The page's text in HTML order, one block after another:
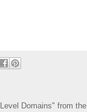
Domains" from the